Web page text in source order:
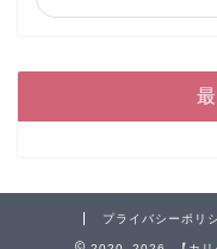
プライバシーポリ